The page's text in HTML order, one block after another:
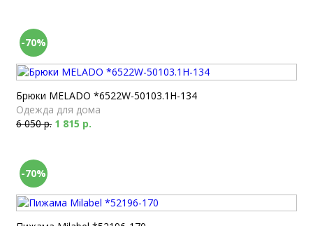
-70%
Брюки MELADO *6522W-50103.1H-134
Одежда для дома
6 050 р. 1 815 р.
-70%